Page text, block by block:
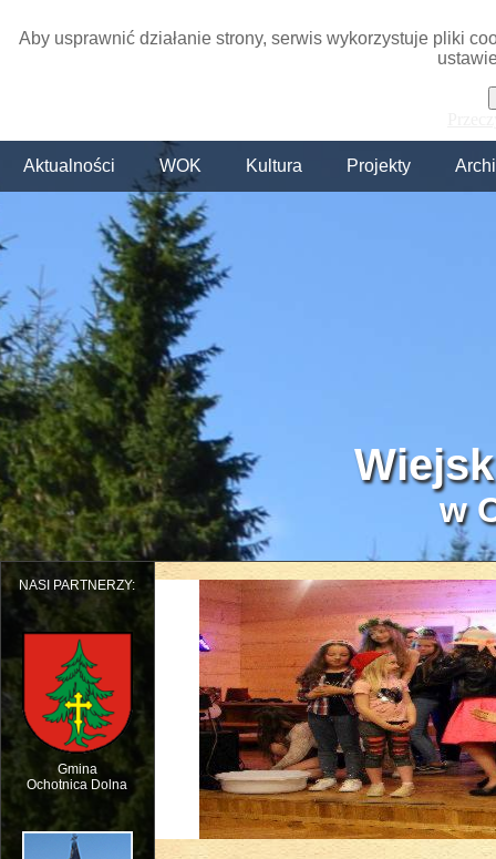
Aby usprawnić działanie strony, serwis wykorzystuje pliki
Aktualności WOK Kultura Projekty
w
NASI PARTNERZY:
Gmina
Ochotnica Dolna